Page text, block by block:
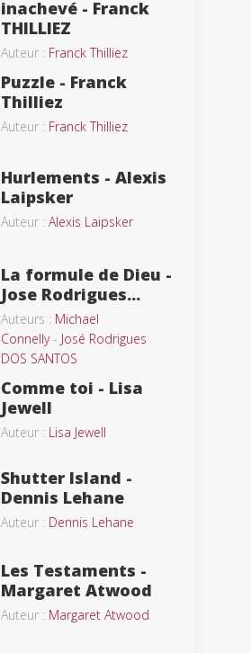
inachevé - Franck
THILLIEZ
Auteur : Franck Thilliez
Puzzle - Franck
Thilliez
Auteur : Franck Thilliez
Hurlements - Alexis
Laipsker
Auteur : Alexis Laipsker
La formule de Dieu -
Jose Rodrigues...
Auteurs : Michael
Connelly- José Rodrigues
DOS SANTOS
Comme toi - Lisa
Jewell
Auteur : Lisa Jewell
Shutter Island -
Dennis Lehane
Auteur : Dennis Lehane
Les Testaments -
Margaret Atwood
Auteur : Margaret Atwood